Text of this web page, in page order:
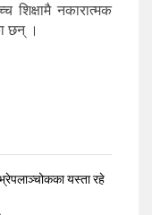
शिक्षामै नकारात्मक
छन् ।
यस्ता रहे